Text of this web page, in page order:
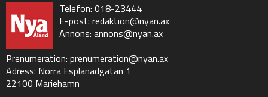
Telefon: 018-23444
E-post: redaktion@nyan.ax
Annons: annons@nyan.ax
Prenumeration: prenumeration@nyan.ax
Adress: Norra Esplanadgatan 1
22100 Mariehamn